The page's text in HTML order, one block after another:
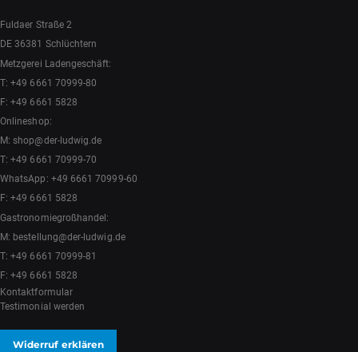
Fuldaer Straße 2
DE 36381 Schlüchtern
Metzgerei Ladengeschäft:
T:+49 6661 70999-80
F: +49 6661 5828
Onlineshop:
M:shop@der-ludwig.de
T:+49 6661 70999-70
WhatsApp: +49 6661 70999-60
F: +49 6661 5828
Gastronomiegroßhandel:
M: bestellung@der-ludwig.de
T:+49 6661 70999-81
F: +49 6661 5828
Kontaktformular
Testimonial werden
Widerruf erklären